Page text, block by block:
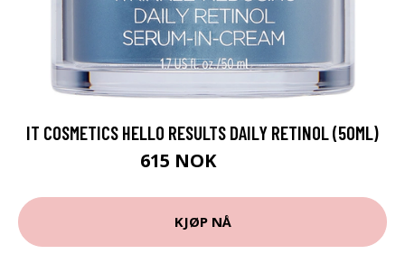
IT COSMETICS HELLO RESULTS DAILY RETINOL (50ML)
615 NOK
KJØP NÅ